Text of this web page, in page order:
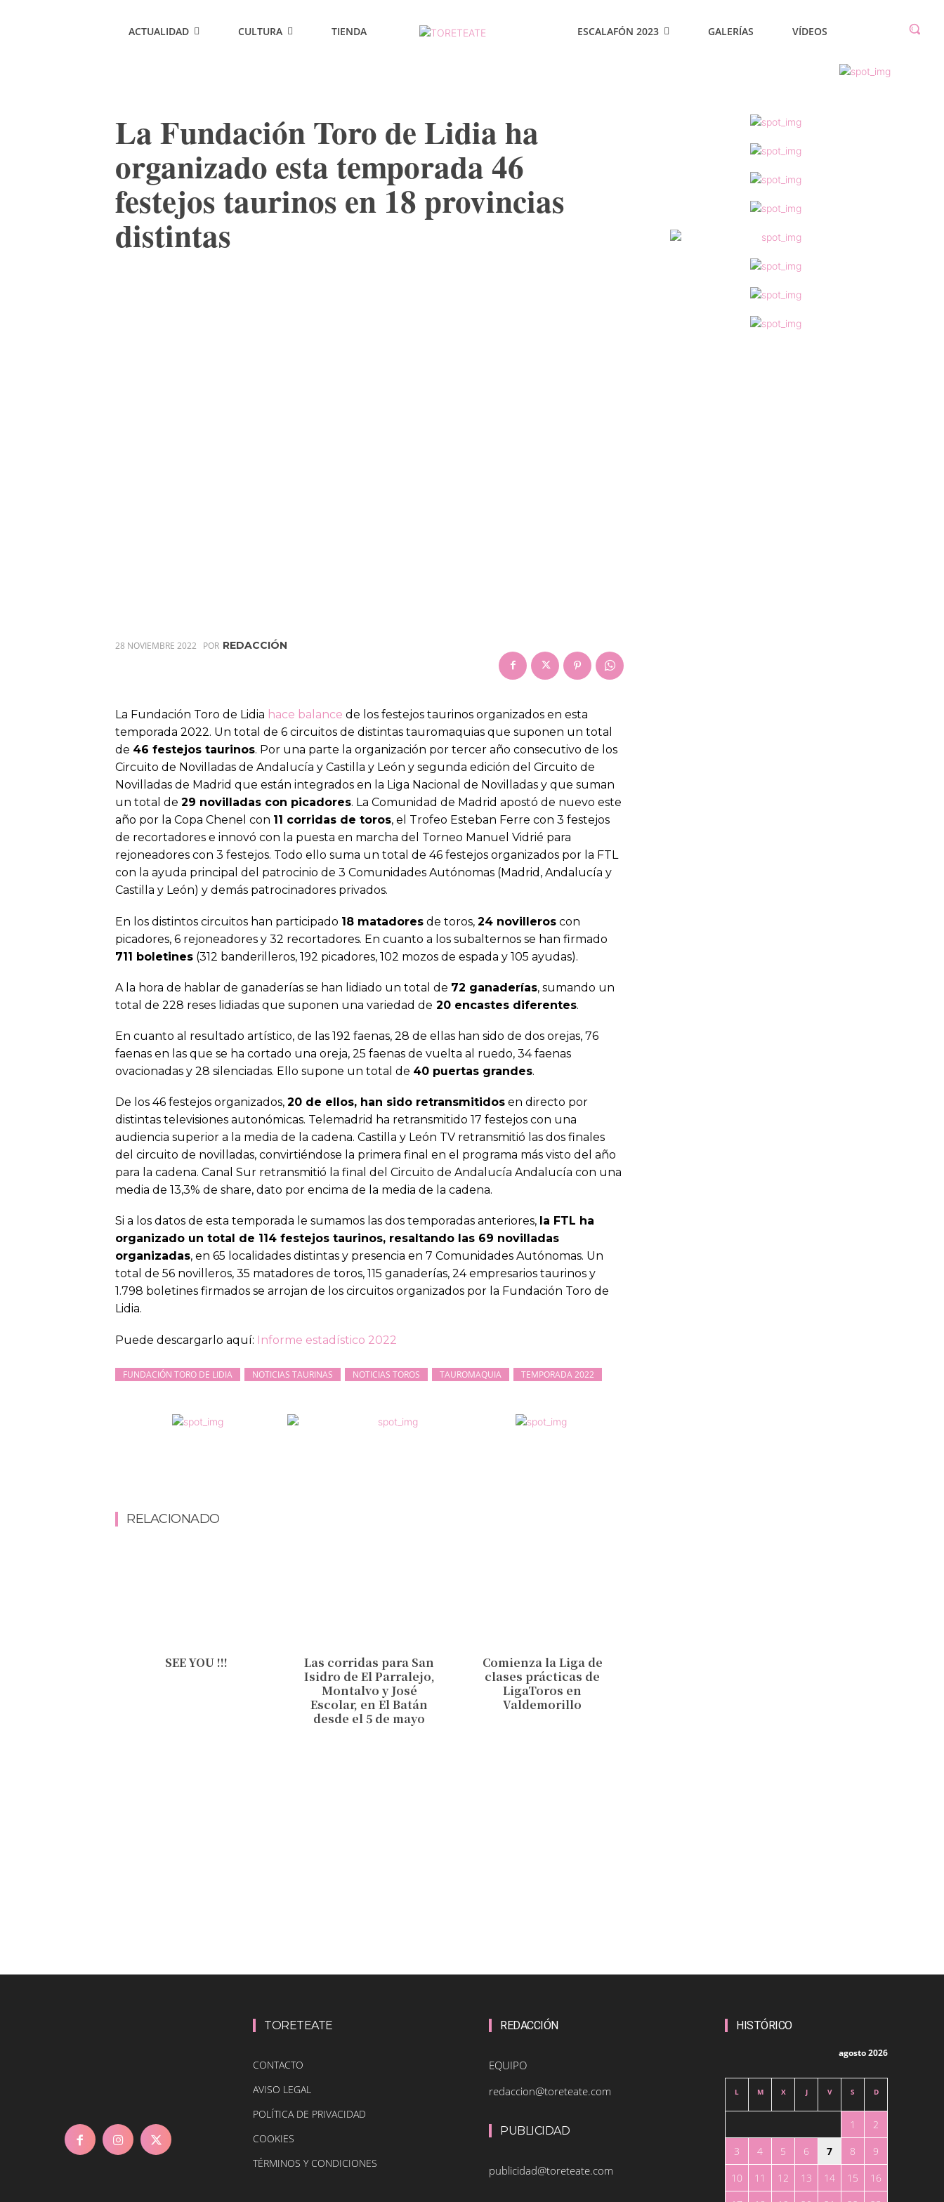
ACTUALIDAD CULTURA TIENDA ESCALAFÓN 2023 GALERÍAS VÍDEOS
La Fundación Toro de Lidia ha
organizado esta temporada 46
festejos taurinos en 18 provincias
distintas
28 NOVIEMBRE 2022 POR REDACCIÓN
La Fundación Toro de Lidia hace balance de los festejos taurinos organizados en esta
temporada 2022. Un total de 6 circuitos de distintas tauromaquias que suponen un total
de 46 festejos taurinos. Por una parte la organización por tercer año consecutivo de los
Circuito de Novilladas de Andalucía y Castilla y León y segunda edición del Circuito de
Novilladas de Madrid que están integrados en la Liga Nacional de Novilladas y que suman
un total de 29 novilladas con picadores. La Comunidad de Madrid apostó de nuevo este
año por la Copa Chenel con 11 corridas de toros, el Trofeo Esteban Ferre con 3 festejos
de recortadores e innovó con la puesta en marcha del Torneo Manuel Vidrié para
rejoneadores con 3 festejos. Todo ello suma un total de 46 festejos organizados por la FTL
con la ayuda principal del patrocinio de 3 Comunidades Autónomas (Madrid, Andalucía y
Castilla y León) y demás patrocinadores privados.
En los distintos circuitos han participado 18 matadores de toros, 24 novilleros con
picadores, 6 rejoneadores y 32 recortadores. En cuanto a los subalternos se han firmado
711 boletines (312 banderilleros, 192 picadores, 102 mozos de espada y 105 ayudas).
A la hora de hablar de ganaderías se han lidiado un total de 72 ganaderías, sumando un
total de 228 reses lidiadas que suponen una variedad de 20 encastes diferentes.
En cuanto al resultado artístico, de las 192 faenas, 28 de ellas han sido de dos orejas, 76
faenas en las que se ha cortado una oreja, 25 faenas de vuelta al ruedo, 34 faenas
ovacionadas y 28 silenciadas. Ello supone un total de 40 puertas grandes.
De los 46 festejos organizados, 20 de ellos, han sido retransmitidos en directo por
distintas televisiones autonómicas. Telemadrid ha retransmitido 17 festejos con una
audiencia superior a la media de la cadena. Castilla y León TV retransmitió las dos finales
del circuito de novilladas, convirtiéndose la primera final en el programa más visto del año
para la cadena. Canal Sur retransmitió la final del Circuito de Andalucía Andalucía con una
media de 13,3% de share, dato por encima de la media de la cadena.
Si a los datos de esta temporada le sumamos las dos temporadas anteriores, la FTL ha
organizado un total de 114 festejos taurinos, resaltando las 69 novilladas
organizadas, en 65 localidades distintas y presencia en 7 Comunidades Autónomas. Un
total de 56 novilleros, 35 matadores de toros, 115 ganaderías, 24 empresarios taurinos y
1.798 boletines firmados se arrojan de los circuitos organizados por la Fundación Toro de
Lidia.
Puede descargarlo aquí: Informe estadístico 2022
FUNDACIÓN TORO DE LIDIA NOTICIAS TAURINAS NOTICIAS TOROS TAUROMAQUIA TEMPORADA 2022
RELACIONADO
SEE YOU !!!
Las corridas para San
Isidro de El Parralejo,
Montalvo y José
Escolar, en El Batán
desde el 5 de mayo
Comienza la Liga de
clases prácticas de
LigaToros en
Valdemorillo
TORETEATE
CONTACTO
AVISO LEGAL
POLÍTICA DE PRIVACIDAD
COOKIES
TÉRMINOS Y CONDICIONES
REDACCIÓN
EQUIPO
redaccion@toreteate.com
PUBLICIDAD
publicidad@toreteate.com
HISTÓRICO
agosto 2026
L M X J V S D
1
2
3
4 5 6 7 8
9
10
11 12 13 14 15
16